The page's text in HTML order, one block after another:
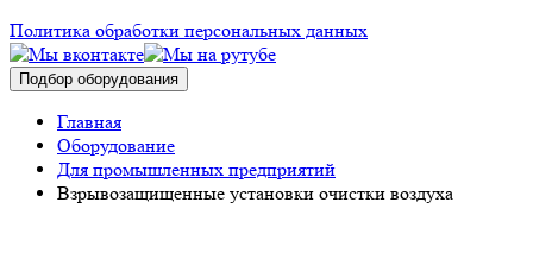
Политика обработки персональных данных
Подбор оборудования
Главная
Оборудование
Для промышленных предприятий
Взрывозащищенные установки очистки воздуха